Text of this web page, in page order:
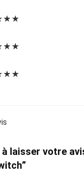
★ ★
★ ★
★ ★
laisser votre